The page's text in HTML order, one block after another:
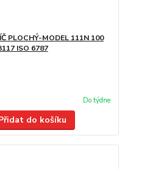
PLOCHÝ-MODEL 111N 100
ISO 6787
Do týdne
do košíku